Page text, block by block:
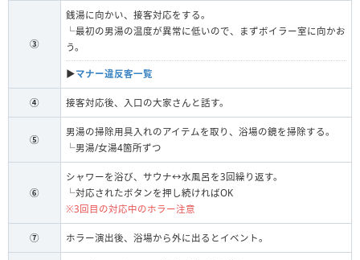
③
銭湯に向かい、接客対応をする。
└最初の男湯の温度が異常に低いので、まずボイラー室に向かお
う。
▶︎マナー違反客一覧
④ 接客対応後、入口の大家さんと話す。
⑤
男湯の掃除用具入れのアイテムを取り、浴場の鏡を掃除する。
└男湯/女湯4箇所ずつ
⑥
シャワーを浴び、サウナ↔水風呂を3回繰り返す。
└対応されたボタンを押し続ければOK
※3回目の対応中のホラー注意
⑦ ホラー演出後、浴場から外に出るとイベント。